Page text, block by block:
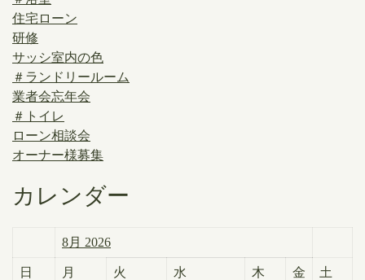
住宅ローン
研修
サッシ室内の色
＃ランドリールーム
業者会忘年会
＃トイレ
ローン相談会
オーナー様募集
カレンダー
8月 2026
日 月 火 水 木 金 土